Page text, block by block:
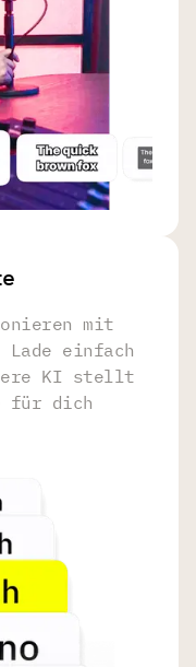
mit
einfach
KI stellt
für dich